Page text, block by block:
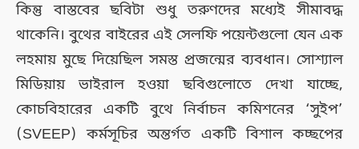
কিন্তু বাস্তবের ছবিটা শুধু তরুণদের মধ্যেই সীমাবদ্ধ
থাকেনি। বুথের বাইরের এই সেলফি পয়েন্টগুলো যেন এক
লহমায় মুছে দিয়েছিল সমস্ত প্রজন্মের ব্যবধান। সোশ্যাল
মিডিয়ায় ভাইরাল হওয়া ছবিগুলোতে দেখা যাচ্ছে,
কোচবিহারের একটি বুথে নির্বাচন কমিশনের ‘সুইপ’
(SVEEP) কর্মসূচির অন্তর্গত একটি বিশাল কচ্ছপের